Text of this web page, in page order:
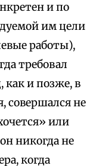
и по
им цели
работы),
требовал
как и позже, в
совершался не
или
никогда не
когда